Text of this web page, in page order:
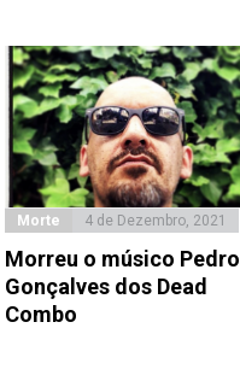
Morte 4 de Dezembro, 2021
Morreu o músico Pedro
Gonçalves dos Dead
Combo